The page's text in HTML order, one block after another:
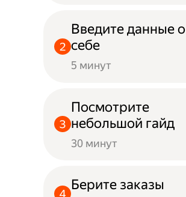
Введите данные о
себе
5 минут
Посмотрите
небольшой гайд
30 минут
Берите заказы